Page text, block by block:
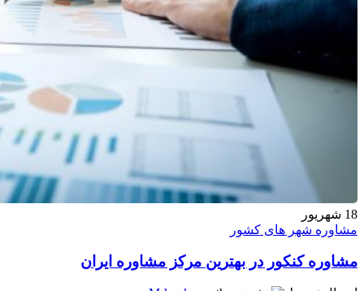
18 شهریور
مشاوره شهر های کشور
مشاوره کنکور در بهترین مرکز مشاوره ایران